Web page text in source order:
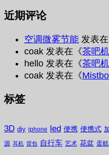
近期评论
空调微雾节能 发表
coak 发表在《茶吧
hello 发表在《茶吧
coak 发表在《
标签
3D diy iphone led 便携 便携式
源 耳机 背包 自行车 艺术 花盆 蛋糕